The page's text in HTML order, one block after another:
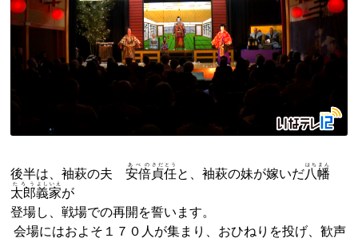
後半は、袖萩の夫安倍
あべの
貞
さだ
任
とう
と、袖萩の妹が嫁いだ八幡
はちまん
太郎
たろう
義家
よしいえ
が
登場し、戦場での再開を誓います。
会場にはおよそ１７０人が集まり、おひねりを投げ、歓声